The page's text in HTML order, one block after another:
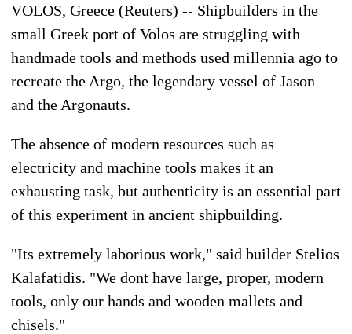
VOLOS, Greece (Reuters) -- Shipbuilders in the
small Greek port of Volos are struggling with
handmade tools and methods used millennia ago to
recreate the Argo, the legendary vessel of Jason
and the Argonauts.
The absence of modern resources such as
electricity and machine tools makes it an
exhausting task, but authenticity is an essential part
of this experiment in ancient shipbuilding.
"Its extremely laborious work," said builder Stelios
Kalafatidis. "We dont have large, proper, modern
tools, only our hands and wooden mallets and
chisels."